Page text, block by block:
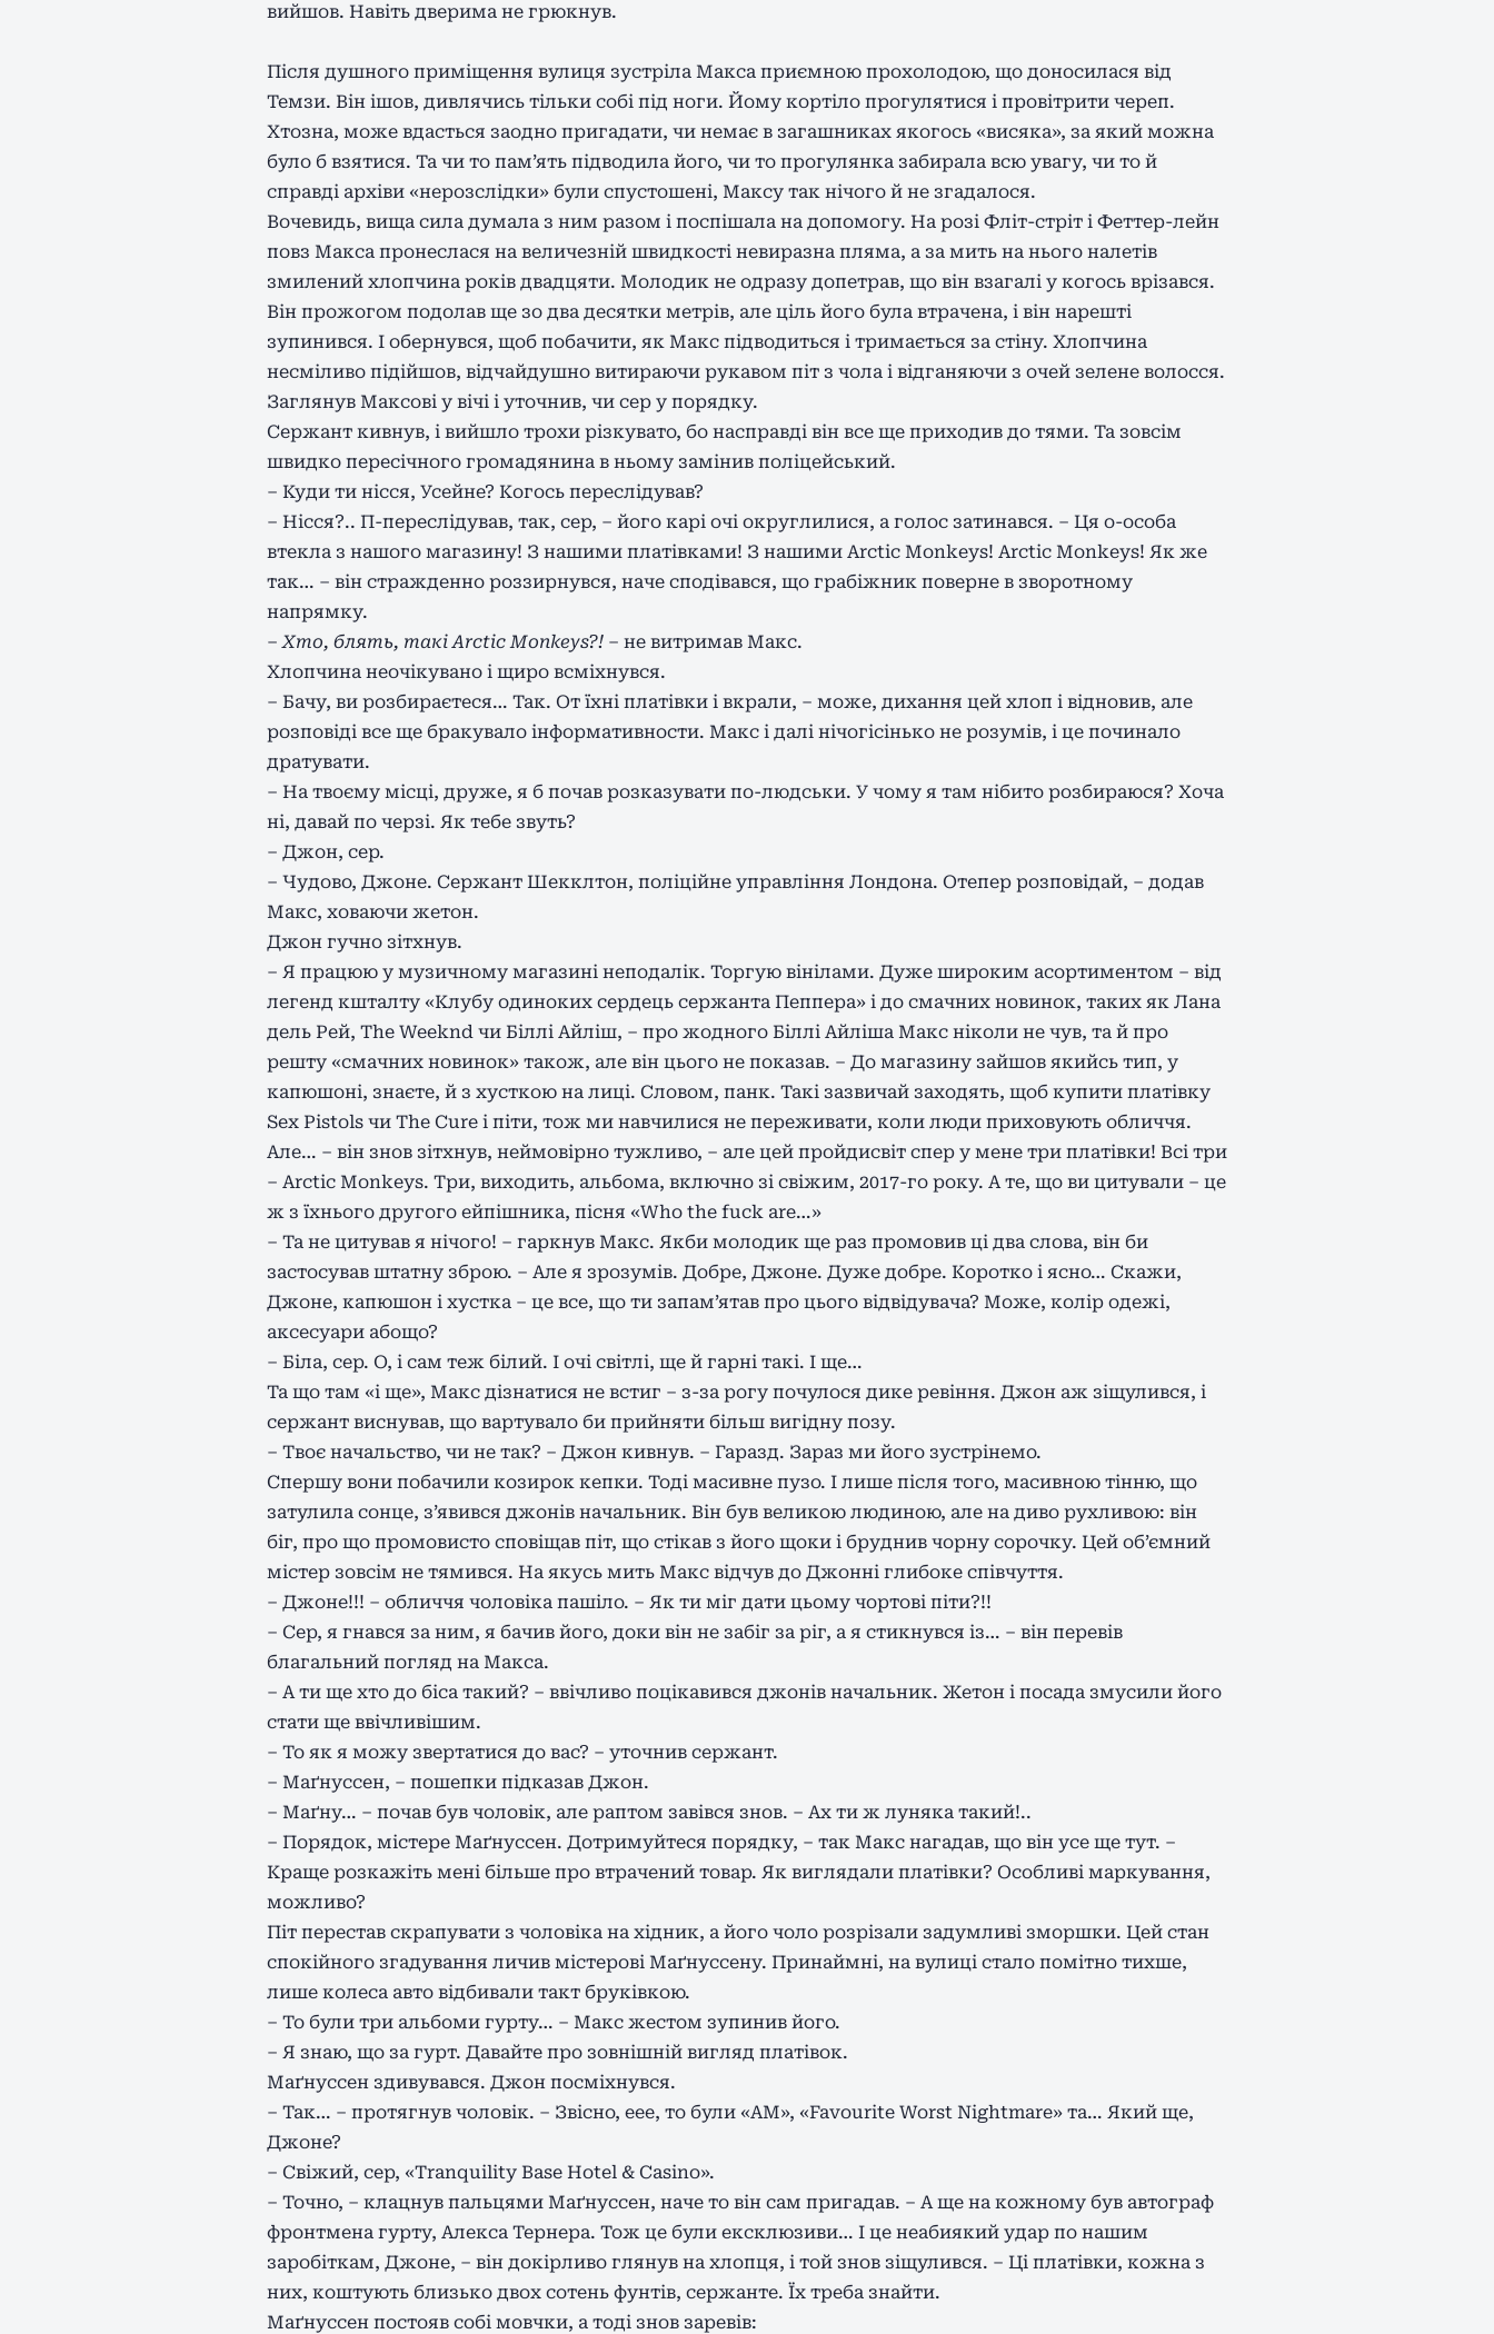
вийшов. Навіть дверима не грюкнув.
Після душного приміщення вулиця зустріла Макса приємною прохолодою, що доносилася від
Темзи. Він ішов, дивлячись тільки собі під ноги. Йому кортіло прогулятися і провітрити череп.
Хтозна, може вдасться заодно пригадати, чи немає в загашниках якогось «висяка», за який можна
було б взятися. Та чи то пам’ять підводила його, чи то прогулянка забирала всю увагу, чи то й
справді архіви «нерозслідки» були спустошені, Максу так нічого й не згадалося.
Вочевидь, вища сила думала з ним разом і поспішала на допомогу. На розі Фліт-стріт і Феттер-лейн
повз Макса пронеслася на величезній швидкості невиразна пляма, а за мить на нього налетів
змилений хлопчина років двадцяти. Молодик не одразу допетрав, що він взагалі у когось врізався.
Він прожогом подолав ще зо два десятки метрів, але ціль його була втрачена, і він нарешті
зупинився. І обернувся, щоб побачити, як Макс підводиться і тримається за стіну. Хлопчина
несміливо підійшов, відчайдушно витираючи рукавом піт з чола і відганяючи з очей зелене волосся.
Заглянув Максові у вічі і уточнив, чи сер у порядку.
Сержант кивнув, і вийшло трохи різкувато, бо насправді він все ще приходив до тями. Та зовсім
швидко пересічного громадянина в ньому замінив поліцейський.
– Куди ти нісся, Усейне? Когось переслідував?
– Нісся?.. П-переслідував, так, сер, – його карі очі округлилися, а голос затинався. – Ця о-особа
втекла з нашого магазину! З нашими платівками! З нашими Arctic Monkeys! Arctic Monkeys! Як же
так… – він стражденно роззирнувся, наче сподівався, що грабіжник поверне в зворотному
напрямку.
–Хто, блять, такі Arctic Monkeys?! – не витримав Макс.
Хлопчина неочікувано і щиро всміхнувся.
– Бачу, ви розбираєтеся… Так. От їхні платівки і вкрали, – може, дихання цей хлоп і відновив, але
розповіді все ще бракувало інформативности. Макс і далі нічогісінько не розумів, і це починало
дратувати.
– На твоєму місці, друже, я б почав розказувати по-людськи. У чому я там нібито розбираюся? Хоча
ні, давай по черзі. Як тебе звуть?
– Джон, сер.
– Чудово, Джоне. Сержант Шекклтон, поліційне управління Лондона. Отепер розповідай, – додав
Макс, ховаючи жетон.
Джон гучно зітхнув.
– Я працюю у музичному магазині неподалік. Торгую вінілами. Дуже широким асортиментом – від
легенд кшталту «Клубу одиноких сердець сержанта Пеппера» і до смачних новинок, таких як Лана
дель Рей, The Weeknd чи Біллі Айліш, – про жодного Біллі Айліша Макс ніколи не чув, та й про
решту «смачних новинок» також, але він цього не показав. – До магазину зайшов якийсь тип, у
капюшоні, знаєте, й з хусткою на лиці. Словом, панк. Такі зазвичай заходять, щоб купити платівку
Sex Pistols чи The Cure і піти, тож ми навчилися не переживати, коли люди приховують обличчя.
Але… – він знов зітхнув, неймовірно тужливо, – але цей пройдисвіт спер у мене три платівки! Всі три
– Arctic Monkeys. Три, виходить, альбома, включно зі свіжим, 2017-го року. А те, що ви цитували – це
ж з їхнього другого ейпішника, пісня «Who the fuck are…»
– Та не цитував я нічого! – гаркнув Макс. Якби молодик ще раз промовив ці два слова, він би
застосував штатну зброю. – Але я зрозумів. Добре, Джоне. Дуже добре. Коротко і ясно… Скажи,
Джоне, капюшон і хустка – це все, що ти запам’ятав про цього відвідувача? Може, колір одежі,
аксесуари абощо?
– Біла, сер. О, і сам теж білий. І очі світлі, ще й гарні такі. І ще…
Та що там «і ще», Макс дізнатися не встиг – з-за рогу почулося дике ревіння. Джон аж зіщулився, і
сержант виснував, що вартувало би прийняти більш вигідну позу.
– Твоє начальство, чи не так? – Джон кивнув. – Гаразд. Зараз ми його зустрінемо.
Спершу вони побачили козирок кепки. Тоді масивне пузо. І лише після того, масивною тінню, що
затулила сонце, з’явився джонів начальник. Він був великою людиною, але на диво рухливою: він
біг, про що промовисто сповіщав піт, що стікав з його щоки і бруднив чорну сорочку. Цей об’ємний
містер зовсім не тямився. На якусь мить Макс відчув до Джонні глибоке співчуття.
– Джоне!!! – обличчя чоловіка пашіло. – Як ти міг дати цьому чортові піти?!!
– Сер, я гнався за ним, я бачив його, доки він не забіг за ріг, а я стикнувся із… – він перевів
благальний погляд на Макса.
– А ти ще хто до біса такий? – ввічливо поцікавився джонів начальник. Жетон і посада змусили його
стати ще ввічливішим.
– То як я можу звертатися до вас? – уточнив сержант.
– Маґнуссен, – пошепки підказав Джон.
– Маґну… – почав був чоловік, але раптом завівся знов. – Ах ти ж луняка такий!..
– Порядок, містере Маґнуссен. Дотримуйтеся порядку, – так Макс нагадав, що він усе ще тут. –
Краще розкажіть мені більше про втрачений товар. Як виглядали платівки? Особливі маркування,
можливо?
Піт перестав скрапувати з чоловіка на хідник, а його чоло розрізали задумливі зморшки. Цей стан
спокійного згадування личив містерові Маґнуссену. Принаймні, на вулиці стало помітно тихше,
лише колеса авто відбивали такт бруківкою.
– То були три альбоми гурту… – Макс жестом зупинив його.
– Я знаю, що за гурт. Давайте про зовнішній вигляд платівок.
Маґнуссен здивувався. Джон посміхнувся.
– Так… – протягнув чоловік. – Звісно, еее, то були «AM», «Favourite Worst Nightmare» та… Який ще,
Джоне?
– Свіжий, сер, «Tranquility Base Hotel & Casino».
– Точно, – клацнув пальцями Маґнуссен, наче то він сам пригадав. – А ще на кожному був автограф
фронтмена гурту, Алекса Тернера. Тож це були ексклюзиви… І це неабиякий удар по нашим
заробіткам, Джоне, – він докірливо глянув на хлопця, і той знов зіщулився. – Ці платівки, кожна з
них, коштують близько двох сотень фунтів, сержанте. Їх треба знайти.
Маґнуссен постояв собі мовчки, а тоді знов заревів: